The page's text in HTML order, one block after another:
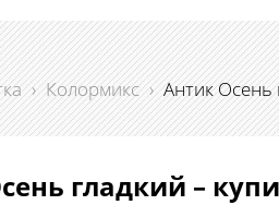
› Колормикс › Антик Осень
гладкий –